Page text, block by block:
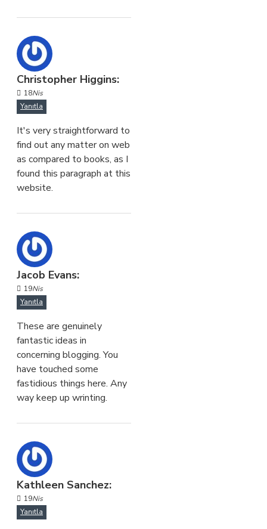
Christopher Higgins:
18Nis
Yanıtla
It's very straightforward to
find out any matter on web
as compared to books, as I
found this paragraph at this
website.
Jacob Evans:
19Nis
Yanıtla
These are genuinely
fantastic ideas in
concerning blogging. You
have touched some
fastidious things here. Any
way keep up wrinting.
Kathleen Sanchez:
19Nis
Yanıtla